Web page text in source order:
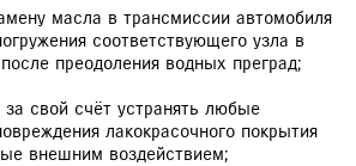
масла в трансмиссии автомобиля
соответствующего узла в
преодоления водных преград;
свой счёт устранять любые
лакокрасочного покрытия
внешним воздействием;